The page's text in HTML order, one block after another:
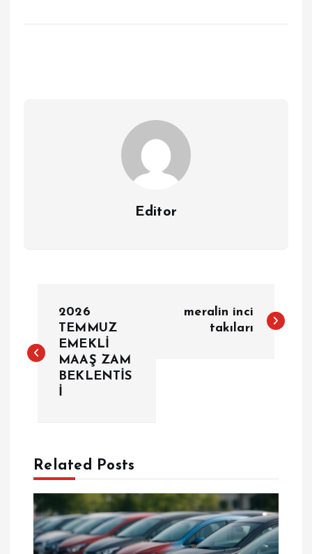
Editor
z
e
z
2026
TEMMUZ
EMEKLİ
MAAŞ ZAM
BEKLENTİS
İ
meralin inci
takıları
Related Posts